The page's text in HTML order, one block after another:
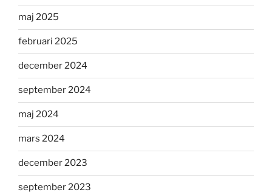
maj 2025
februari 2025
december 2024
september 2024
maj 2024
mars 2024
december 2023
september 2023